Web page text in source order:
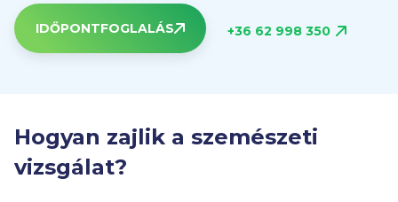
IDŐPONTFOGLALÁS +36 62 998 350
Hogyan zajlik a szemészeti
vizsgálat?